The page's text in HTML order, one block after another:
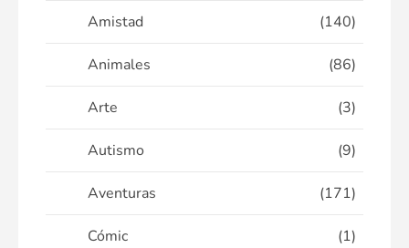
Amistad (140)
Animales (86)
Arte (3)
Autismo (9)
Aventuras (171)
Cómic (1)